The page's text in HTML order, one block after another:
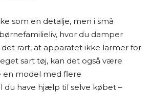
som en detalje, men i små
hvor du damper
rart, at apparatet ikke larmer for
sart tøj, kan det også være
model med flere
du have hjælp til selve købet –